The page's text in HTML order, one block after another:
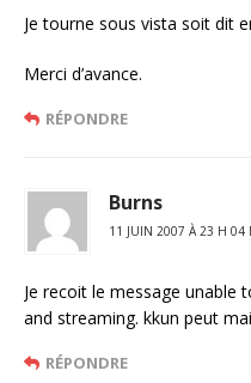
Je tourne sous vista soit dit
Merci d’avance.
RÉPONDRE
Burns
11 JUIN 2007 À 23 H 04
Je recoit le message unable
and streaming. kkun peut
RÉPONDRE